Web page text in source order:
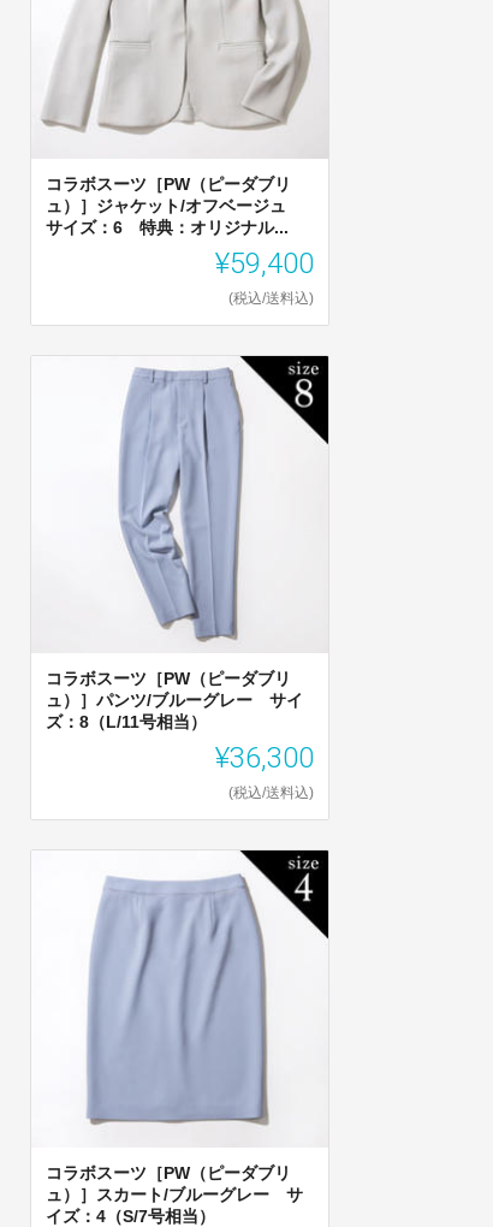
コラボスーツ［PW（ピーダブリ
ュ）］ジャケット/オフベージュ
サイズ：6 特典：オリジナル...
¥59,400
(税込/送料込)
コラボスーツ［PW（ピーダブリ
ュ）］パンツ/ブルーグレー サイ
ズ：8（L/11号相当）
¥36,300
(税込/送料込)
コラボスーツ［PW（ピーダブリ
ュ）］スカート/ブルーグレー サ
イズ：4（S/7号相当）